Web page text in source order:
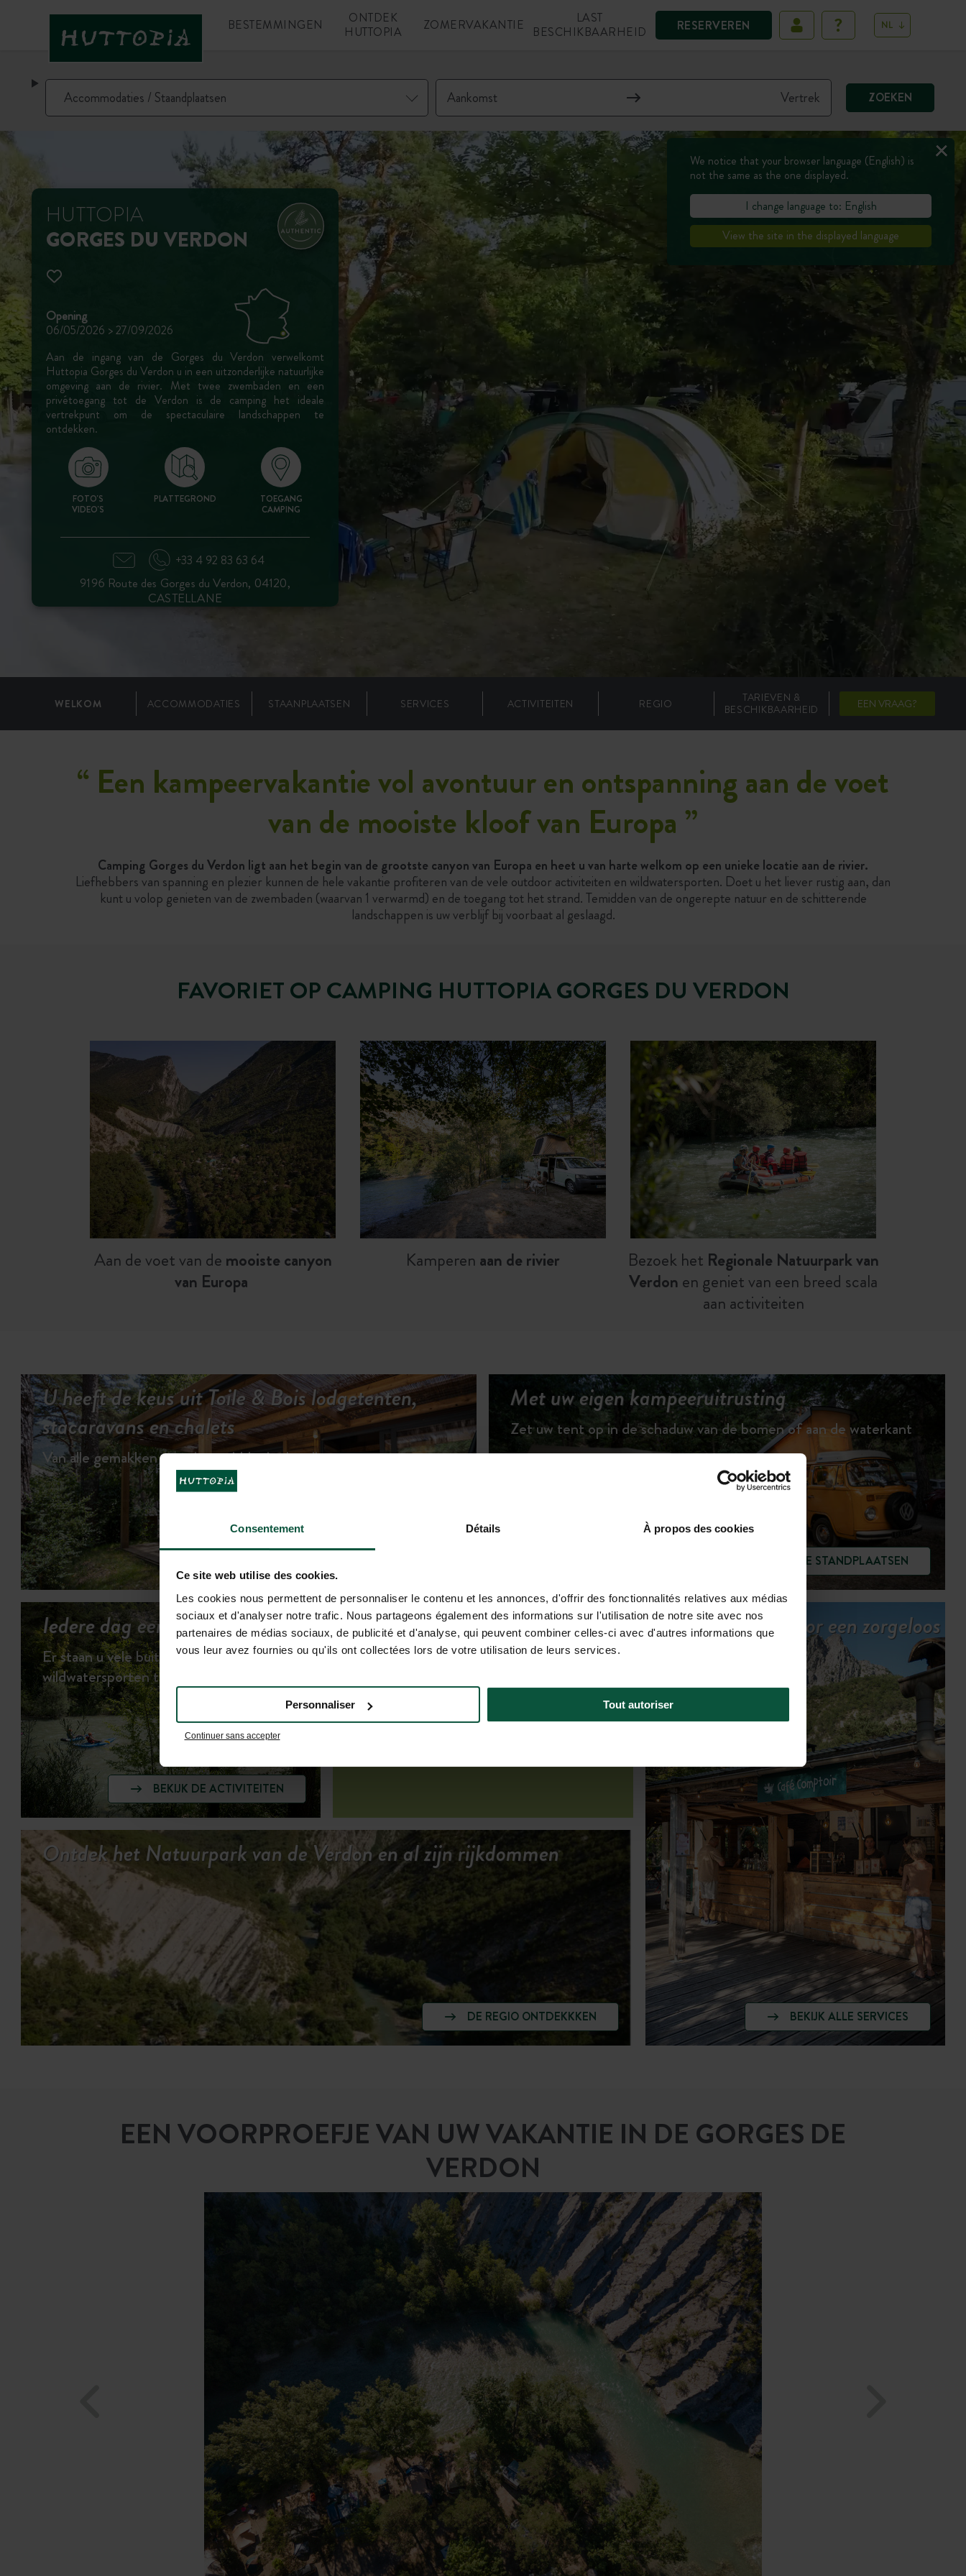
Consentement Détails À propos des cookies
Ce site web utilise des cookies.
Les cookies nous permettent de personnaliser le contenu et les annonces, d'offrir des fonctionnalités relatives aux médias
sociaux et d'analyser notre trafic. Nous partageons également des informations sur l'utilisation de notre site avec nos
partenaires de médias sociaux, de publicité et d'analyse, qui peuvent combiner celles-ci avec d'autres informations que
vous leur avez fournies ou qu'ils ont collectées lors de votre utilisation de leurs services.
Continuer sans accepter
Personnaliser Tout autoriser
RESERVEREN
BESTEMMINGEN
ONTDEK
HUTTOPIA
ZOMERVAKANTIE
LAST
BESCHIKBAARHEID
NL
ZOEKEN
HUTTOPIA
GORGES DU VERDON
Opening
06/05/2026 > 27/09/2026
Aan de ingang van de Gorges du Verdon verwelkomt
Huttopia Gorges du Verdon u in een uitzonderlijke natuurlijke
omgeving aan de rivier. Met twee zwembaden en een
privétoegang tot de Verdon is de camping het ideale
vertrekpunt om de spectaculaire landschappen te
ontdekken.
FOTO'S
VIDEO'S
PLATTEGROND
TOEGANG
CAMPING
+33 4 92 83 63 64
9196 Route des Gorges du Verdon, 04120,
CASTELLANE
WELKOM ACCOMMODATIES STAANPLAATSEN SERVICES ACTIVITEITEN REGIO
TARIEVEN &
BESCHIKBAARHEID
EEN VRAAG?
“ Een kampeervakantie vol avontuur en ontspanning aan de voet
van de mooiste kloof van Europa ”
Camping Gorges du Verdon ligt aan het begin van de grootste canyon van Europa en heet u van harte welkom op een unieke locatie aan de rivier.
Liefhebbers van spanning en plezier kunnen de hele vakantie profiteren van de vele outdoor activiteiten en wildwatersporten. Doet u het liever rustig aan, dan
kunt u volop genieten van de zwembaden (waarvan 1 verwarmd) en de toegang tot het strand. Temidden van de ongerepte natuur en de schitterende
landschappen is uw verblijf bij voorbaat al geslaagd.
FAVORIET OP CAMPING HUTTOPIA GORGES DU VERDON
Aan de voet van de mooiste canyon
van Europa
Kamperen aan de rivier Bezoek het Regionale Natuurpark van
Verdon en geniet van een breed scala
aan activiteiten
U heeft de keus uit Toile & Bois lodgetenten,
stacaravans en chalets
Van alle gemakken voorzien, middenin de vrije natuur
Met uw eigen kampeeruitrusting
Zet uw tent op in de schaduw van de bomen of aan de waterkant
BEKIJK DE STANDPLAATSEN
Iedere dag een andere activiteit!
Er staan u vele buitenactiviteiten en
wildwatersporten te wachten
BEKIJK DE ACTIVITEITEN
Tarieven & beschikbaarheid
Onze services voor een zorgeloos
BEKIJK ALLE SERVICES
Ontdek het Natuurpark van de Verdon en al zijn rijkdommen
DE REGIO ONTDEKKKEN
EEN VOORPROEFJE VAN UW VAKANTIE IN DE GORGES DE
VERDON
We notice that your browser language (English) is
not the same as the one displayed.
I change language to: English
View the site in the displayed language